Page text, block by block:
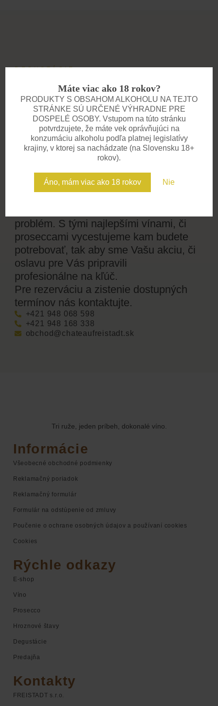
Máte viac ako 18 rokov?
PRODUKTY S OBSAHOM ALKOHOLU NA TEJTO
STRÁNKE SÚ URČENÉ VÝHRADNE PRE
DOSPELÉ OSOBY. Vstupom na túto stránku
potvrdzujete, že máte vek oprávňujúci na
konzumáciu alkoholu podľa platnej legislatívy
krajiny, v ktorej sa nachádzate (na Slovensku 18+
rokov).
Áno, mám viac ako 18 rokov Nie
DEGUSTÁCIE
Zažite víno všetkými
zmyslami
Pozývame vás na degustácie, kde
spoznáte príbeh každého vína. V
komornej atmosfére vás prevedieme
chuťami, vôňami a zážitkami, na ktoré
sa nezabúda. Ideálne pre skupiny,
firemné akcie aj súkromné oslavy.
problém. S tými najlepšími vínami, či
proseccami vycestujeme kam budete
potrebovať, tak aby sme Vašu akciu, či
oslavu pre Vás pripravili
profesionálne na kľúč.
Pre rezerváciu a zistenie dostupných
termínov nás kontaktujte.
+421 948 068 598
+421 948 168 338
obchod@chateaufreistadt.sk
Tri ruže, jeden príbeh, dokonalé víno.
Informácie
Všeobecné obchodné podmienky
Reklamačný poriadok
Reklamačný formulár
Formulár na odstúpenie od zmluvy
Poučenie o ochrane osobných údajov a používaní cookies
Cookies
Rýchle odkazy
E-shop
Víno
Prosecco
Hroznové štavy
Degustácie
Predajňa
Kontakty
FREISTADT s.r.o.